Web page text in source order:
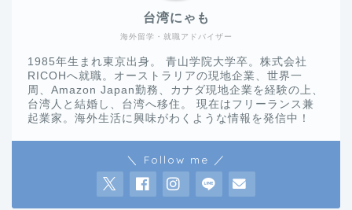
海外留学・就職アドバイザー
台湾にゃも
1985年生まれ東京出身。 青山学院大学卒。株式会社
RICOHへ就職。オーストラリアの現地企業、世界一
周、Amazon Japan勤務、カナダ現地企業を経験の上、
台湾人と結婚し、台湾へ移住。 現在はフリーランス兼
起業家。海外生活に興味がわくような情報を発信中！
＼ Follow me ／